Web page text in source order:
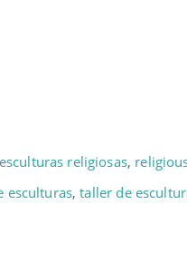
esculturas religiosas,
esculturas,taller de